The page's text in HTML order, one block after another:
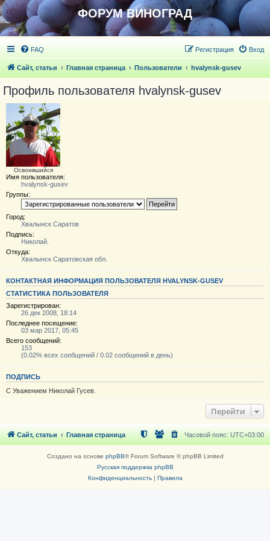
ФОРУМ ВИНОГРАД
FAQ Вход
Регистрация
Сайт, статьи Главная страница Пользователи hvalynsk-gusev
Профиль пользователя hvalynsk-gusev
Освоившийся
Имя пользователя:
hvalynsk-gusev
Группы:
Город:
Хвалынск Саратов
Подпись:
Николай.
Откуда:
Хвалынск Саратовская обл.
КОНТАКТНАЯ ИНФОРМАЦИЯ ПОЛЬЗОВАТЕЛЯ HVALYNSK-GUSEV
СТАТИСТИКА ПОЛЬЗОВАТЕЛЯ
Зарегистрирован:
26 дек 2008, 18:14
Последнее посещение:
03 мар 2017, 05:45
Всего сообщений:
153
(0.02% всех сообщений / 0.02 сообщений в день)
ПОДПИСЬ
С Уважением Николай Гусев.
Перейти
Сайт, статьи Главная страница Часовой пояс: UTC+03:00
Создано на основе phpBB® Forum Software © phpBB Limited
Русская поддержка phpBB
Конфиденциальность| Правила